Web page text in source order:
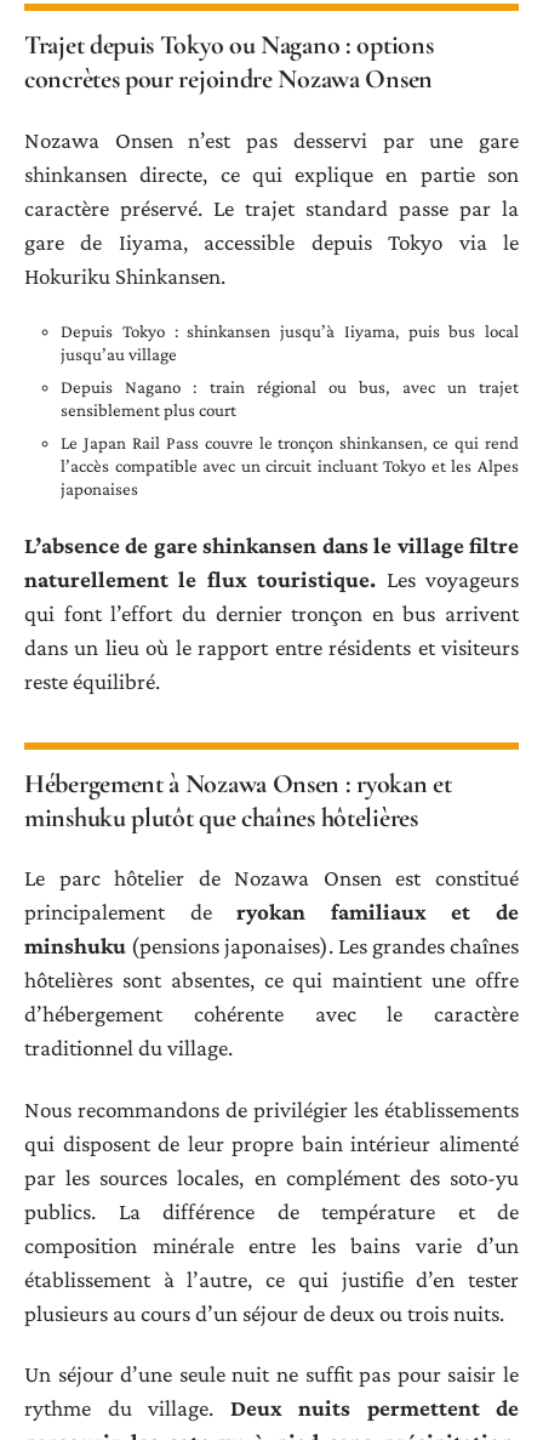
Trajet depuis Tokyo ou Nagano : options
concrètes pour rejoindre Nozawa Onsen
Nozawa Onsen n’est pas desservi par une gare
shinkansen directe, ce qui explique en partie son
caractère préservé. Le trajet standard passe par la
gare de Iiyama, accessible depuis Tokyo via le
Hokuriku Shinkansen.
Depuis Tokyo : shinkansen jusqu’à Iiyama, puis bus local
jusqu’au village
Depuis Nagano : train régional ou bus, avec un trajet
sensiblement plus court
Le Japan Rail Pass couvre le tronçon shinkansen, ce qui rend
l’accès compatible avec un circuit incluant Tokyo et les Alpes
japonaises
L’absence de gare shinkansen dans le village filtre
naturellement le flux touristique. Les voyageurs
qui font l’effort du dernier tronçon en bus arrivent
dans un lieu où le rapport entre résidents et visiteurs
reste équilibré.
Hébergement à Nozawa Onsen : ryokan et
minshuku plutôt que chaînes hôtelières
Le parc hôtelier de Nozawa Onsen est constitué
principalement deryokan familiaux et de
minshuku (pensions japonaises). Les grandes chaînes
hôtelières sont absentes, ce qui maintient une offre
d’hébergement cohérente avec le caractère
traditionnel du village.
Nous recommandons de privilégier les établissements
qui disposent de leur propre bain intérieur alimenté
par les sources locales, en complément des soto-yu
publics. La différence de température et de
composition minérale entre les bains varie d’un
établissement à l’autre, ce qui justifie d’en tester
plusieurs au cours d’un séjour de deux ou trois nuits.
Un séjour d’une seule nuit ne suffit pas pour saisir le
rythme du village. Deux nuits permettent de